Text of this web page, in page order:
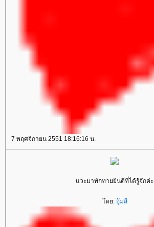
7 พฤศจิกายน 2551 18:16:16 น.
วะมาทักทายยินดีที่ได้รู้จักค่ะ
ดย: อุ้มสี